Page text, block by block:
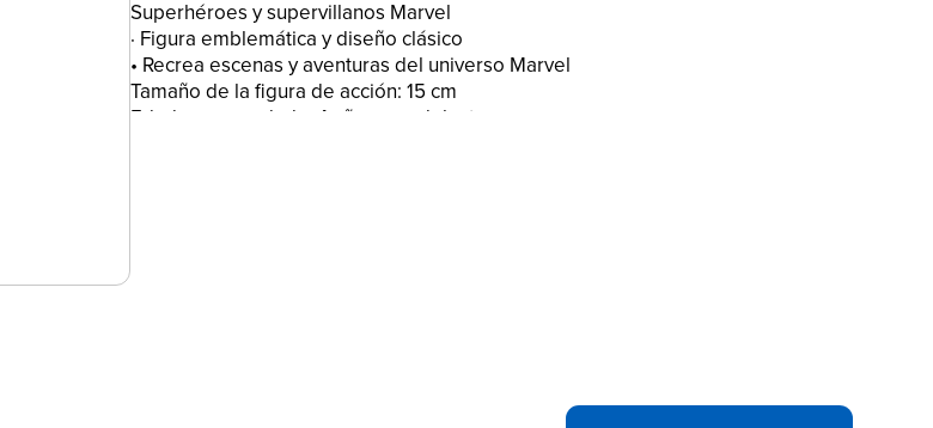
Superhéroes y supervillanos Marvel
· Figura emblemática y diseño clásico
• Recrea escenas y aventuras del universo Marvel
Tamaño de la figura de acción: 15 cm
Edad recomendada: 4 años en adelante